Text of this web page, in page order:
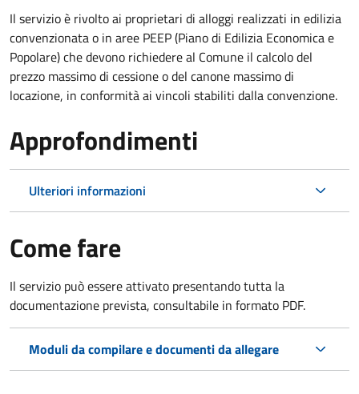
Il servizio è rivolto ai proprietari di alloggi realizzati in edilizia
convenzionata o in aree PEEP (Piano di Edilizia Economica e
Popolare) che devono richiedere al Comune il calcolo del
prezzo massimo di cessione o del canone massimo di
locazione, in conformità ai vincoli stabiliti dalla convenzione.
Approfondimenti
Ulteriori informazioni
Come fare
Il servizio può essere attivato presentando tutta la
documentazione prevista, consultabile in formato PDF.
Moduli da compilare e documenti da allegare